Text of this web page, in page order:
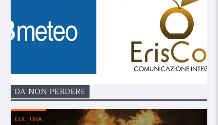
DA NON PERDERE
CULTURA